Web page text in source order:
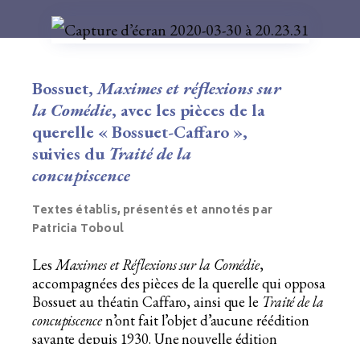
Bossuet,Maximes et réflexions sur
la Comédie, avec les pièces de la
querelle « Bossuet-Caffaro »,
suivies du Traité de la
concupiscence
Textes établis, présentés et annotés par
Patricia Toboul
Les Maximes et Réflexions sur la Comédie,
accompagnées des pièces de la querelle qui opposa
Bossuet au théatin Caffaro, ainsi que le Traité de la
concupiscencen’ont fait l’objet d’aucune réédition
savante depuis 1930. Une nouvelle édition